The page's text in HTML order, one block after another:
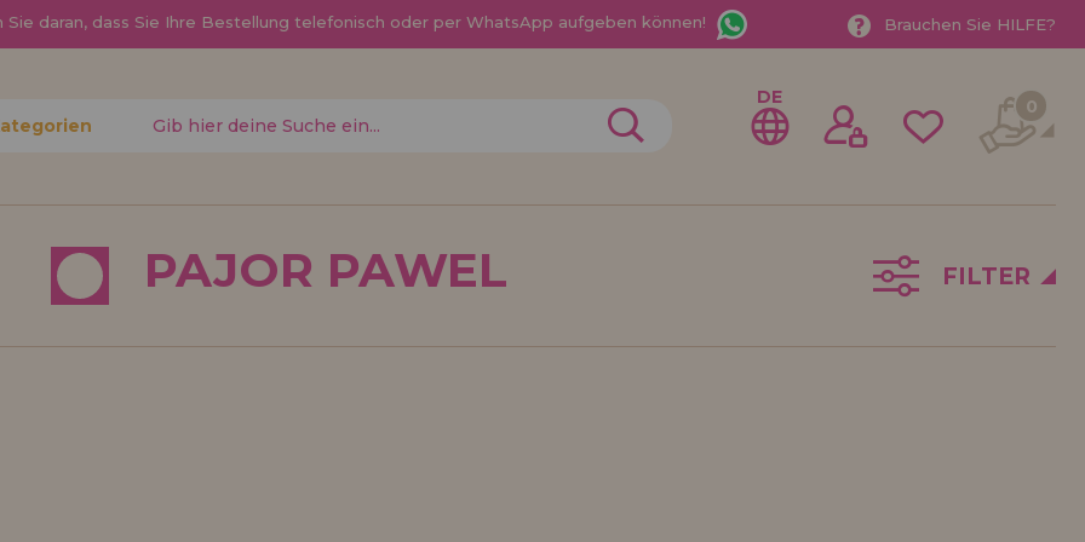
Sie daran, dass Sie Ihre Bestellung telefonisch oder per WhatsApp aufgeben können! Brauchen Sie HILFE?
Sie
neuer Händler
DE 0
PAJOR PAWEL FILTER